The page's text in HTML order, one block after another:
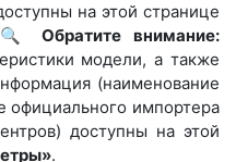
на этой странице
Обратите внимание:
модели, а также
(наименование
официального импортера
доступны на этой
.